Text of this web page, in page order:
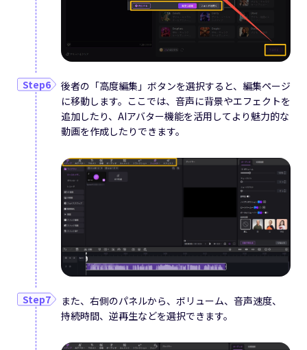
後者の「高度編集」ボタンを選択すると、編集ページ
に移動します。ここでは、音声に背景やエフェクトを
追加したり、AIアバター機能を活用してより魅力的な
動画を作成したりできます。
また、右側のパネルから、ボリューム、音声速度、
持続時間、逆再生などを選択できます。